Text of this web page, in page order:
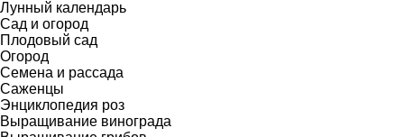
Лунный календарь
Сад и огород
Плодовый сад
Огород
Семена и рассада
Саженцы
Энциклопедия роз
Выращивание винограда